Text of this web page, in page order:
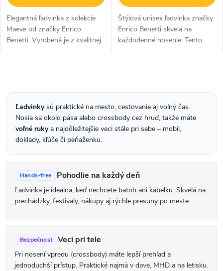
Elegantná ľadvinka z kolekcie
Maeve od značky Enrico
Benetti. Vyrobená je z kvalitnej
PU kože a má dostatok
Štýlová unisex ľadvinka značky
Enrico Benetti skvelá na
každodenné nosenie. Tento
praktický módny doplnok
v
a
p
Ľadvinkysú praktické na mesto, cestovanie aj voľný čas.
Nosia sa okolo pása alebo crossbody cez hruď, takže máte
voľné rukya najdôležitejšie veci stále pri sebe – mobil,
doklady, kľúče či peňaženku.
Hands-free Pohodlie na každý deň
Ľadvinka je ideálna, keď nechcete batoh ani kabelku. Skvelá na
prechádzky, festivaly, nákupy aj rýchle presuny po meste.
Bezpečnosť Veci pri tele
Pri nosení vpredu (crossbody) máte lepší prehľad a
jednoduchší prístup. Praktické najmä v dave, MHD a na letisku.